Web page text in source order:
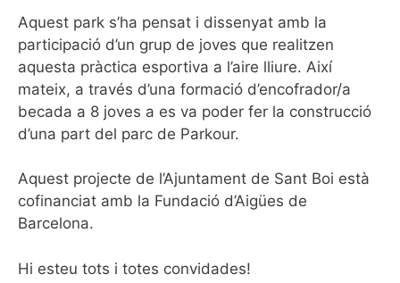
Aquest park s’ha pensat i dissenyat amb la
participació d’un grup de joves que realitzen
aquesta pràctica esportiva a l’aire lliure. Així
mateix, a través d’una formació d’encofrador/a
becada a 8 joves a es va poder fer la construcció
d’una part del parc de Parkour.
Aquest projecte de l’Ajuntament de Sant Boi està
cofinanciat amb la Fundació d’Aigües de
Barcelona.
Hi esteu tots i totes convidades!